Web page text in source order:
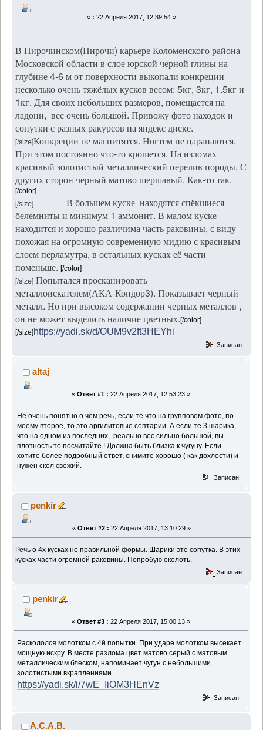
« : 22 Апреля 2017, 12:39:54 »
В Пирочинском(Пирочи) карьере Коломенского района
Московской области в слое юрской черной глины на
глубине 4-6 м от поверхности выкопали конкреции
несколько очень тяжёлых кусков весом: 5кг, 3кг, 1.5кг и
1кг. Для своих небольших размеров, помещается на
ладони, вес очень большой. Привожу фото находок и
сопутки с разных ракурсов на яндекс диске.
[/size]Конкреции не магнитятся. Ногтем не царапаются.
При этом постоянно что-то крошется. На изломах
красивый золотистый металлический перелив породы. С
других сторон черный матово шершавый. Как-то так.
[/color]
[/size]
В большем куске находятся спёкшиеся
белемниты и минимум 1 аммонит. В малом куске
находится и хорошо различима часть раковины, с виду
похожая на огромную современную мидию с красивым
слоем перламутра, в остальных кусках её части
поменьше.[/color]
[/size] Попытался просканировать
металлоискателем(АКА-Кондор3). Показывает черный
металл. Но при высоком содержании черных металлов ,
он не может выделить наличие цветных.[/color]
[/size]https://yadi.sk/d/OUM9v2ft3HEYhi
Записан
altaj
« Ответ #1 : 22 Апреля 2017, 12:53:23 »
Не очень понятно о чём речь, если те что на групповом фото, по
моему второе, то это аргилитовые септарии. А если те 3 шарика,
что на одном из последних, реально вес сильно большой, вы
плотность то посчитайте ! Должна быть близка к чугуну. Если
хотите более подробный ответ, снимите хорошо ( как дохлости) и
нужен скол свежий.
Записан
penkir
« Ответ #2 : 22 Апреля 2017, 13:10:29 »
Речь о 4х кусках не правильной формы. Шарики это сопутка. В этих
кусках части огромной раковины. Попробую околоть.
Записан
penkir
« Ответ #3 : 22 Апреля 2017, 15:00:13 »
Раскололся молотком с 4й попытки. При ударе молотком высекает
мощную искру. В месте разлома цвет матово серый с матовым
металлическим блеском, напоминает чугун с небольшими
золотистыми вкраплениями.
https://yadi.sk/i/7wE_IiOM3HEnVz
Записан
A.C.A.B.